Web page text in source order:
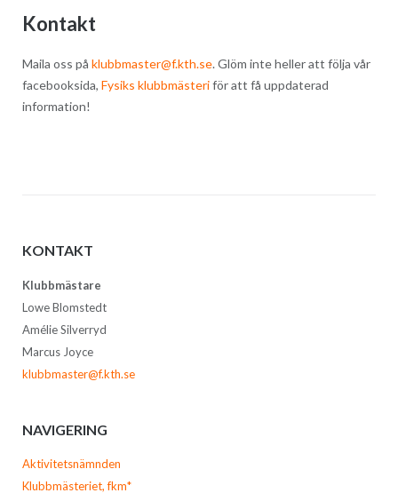
Kontakt
Maila oss på klubbmaster@f.kth.se. Glöm inte heller att följa vår
facebooksida, Fysiks klubbmästeriför att få uppdaterad
information!
KONTAKT
Klubbmästare
Lowe Blomstedt
Amélie Silverryd
Marcus Joyce
klubbmaster@f.kth.se
NAVIGERING
Aktivitetsnämnden
Klubbmästeriet, fkm*